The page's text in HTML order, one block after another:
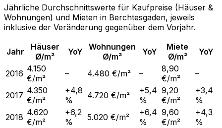
Jährliche Durchschnittswerte für Kaufpreise (Häuser &
Wohnungen) und Mieten in Berchtesgaden, jeweils
inklusive der Veränderung gegenüber dem Vorjahr.
Jahr
Häuser
Ø/m²
YoY
Wohnungen
Ø/m²
YoY
Miete
Ø/m²
YoY
2016 4.150
€/m²
– 4.480 €/m² –
8,90
€/m²
–
2017 4.350
€/m²
+4,8
%
4.720 €/m²
+5,4
%
9,20
€/m²
+3,4
%
2018 4.620
€/m²
+6,2
%
5.020 €/m²
+6,4
%
9,60
€/m²
+4,3
%